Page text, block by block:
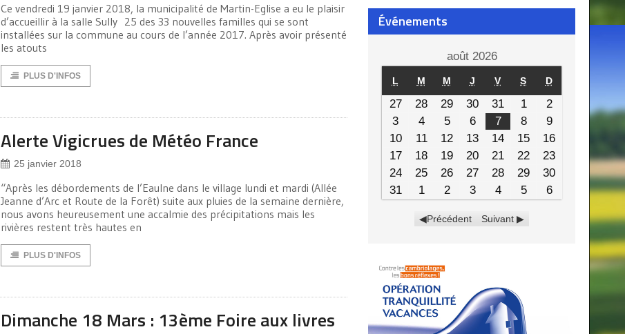
Ce vendredi 19 janvier 2018, la municipalité de Martin-Eglise a eu le plaisir
d’accueillir à la salle Sully 25 des 33 nouvelles familles qui se sont
installées sur la commune au cours de l’année 2017. Après avoir présenté
les atouts
PLUS D'INFOS
Alerte Vigicrues de Météo France
25 janvier 2018
“Après les débordements de l’Eaulne dans le village lundi et mardi (Allée
Jeanne d’Arc et Route de la Forêt) suite aux pluies de la semaine dernière,
nous avons heureusement une accalmie des précipitations mais les
rivières restent très hautes en
PLUS D'INFOS
Dimanche 18 Mars : 13ème Foire aux livres
Événements
août 2026
L M M J V S D
27 28 29 30 31 1
2
3
4 5 6 7 8
9
10
11 12 13 14 15
16
17
18 19 20 21 22
23
24
25 26 27 28 29
30
31
1 2 3 4 5 6
Précédent Suivant